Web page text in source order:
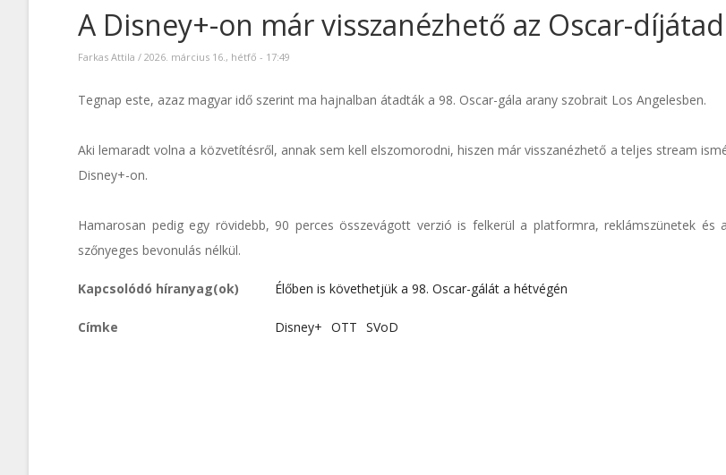
A Disney+-on már visszanézhető az Oscar-
Farkas Attila / 2026. március 16., hétfő - 17:49
Tegnap este, azaz magyar idő szerint ma hajnalban átadták a 98. Oscar-gála arany szobrait Los Angelesben.
Aki lemaradt volna a közvetítésről, annak sem kell elszomorodni, hiszen már visszanézhető a teljes stream
Disney+-on.
Hamarosan pedig egy rövidebb, 90 perces összevágott verzió is felkerül a platformra, reklámszünetek és
szőnyeges bevonulás nélkül.
Kapcsolódó híranyag(ok) Élőben is követhetjük a 98. Oscar-gálát a hétvégén
Címke Disney+ OTT SVoD